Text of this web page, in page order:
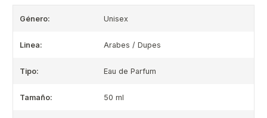
Género: Unisex
Linea: Arabes / Dupes
Tipo: Eau de Parfum
Tamaño: 50 ml